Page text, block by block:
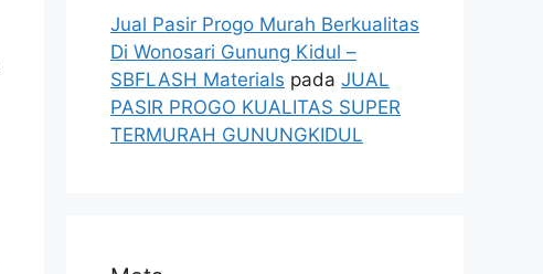
Jual Pasir Progo Murah Berkualitas
Di Wonosari Gunung Kidul –
SBFLASH Materials pada JUAL
PASIR PROGO KUALITAS SUPER
TERMURAH GUNUNGKIDUL